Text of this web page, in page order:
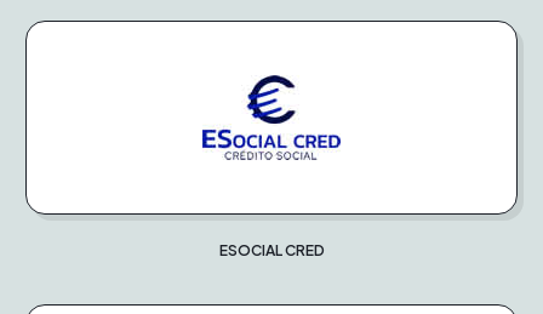
ESOCIAL CRED